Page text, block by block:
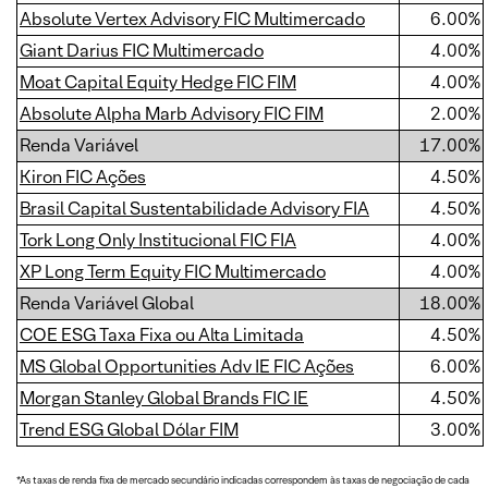
Absolute Vertex Advisory FIC Multimercado
6.00%
Giant Darius FIC Multimercado
4.00%
Moat Capital Equity Hedge FIC FIM
4.00%
Absolute Alpha Marb Advisory FIC FIM
2.00%
Renda Variável
17.00%
Kiron FIC Ações
4.50%
Brasil Capital Sustentabilidade Advisory FIA
4.50%
Tork Long Only Institucional FIC FIA
4.00%
XP Long Term Equity FIC Multimercado
4.00%
Renda Variável Global
18.00%
COE ESG Taxa Fixa ou Alta Limitada
4.50%
MS Global Opportunities Adv IE FIC Ações
6.00%
Morgan Stanley Global Brands FIC IE
4.50%
Trend ESG Global Dólar FIM
3.00%
*As taxas de renda fixa de mercado secundário indicadas correspondem às taxas de negociação de cada